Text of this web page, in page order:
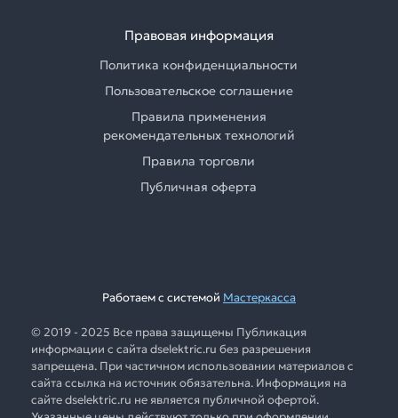
Правовая информация
Политика конфиденциальности
Пользовательское соглашение
Правила применения
рекомендательных технологий
Правила торговли
Публичная оферта
Работаем с системой Мастеркасса
© 2019 - 2025 Все права защищены Публикация
информации с сайта dselektric.ru без разрешения
запрещена. При частичном использовании материалов с
сайта ссылка на источник обязательна. Информация на
сайте dselektric.ru не является публичной офертой.